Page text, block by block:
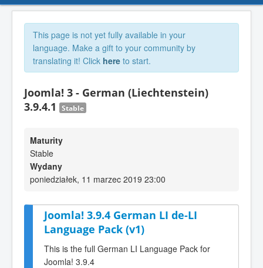
This page is not yet fully available in your
language. Make a gift to your community by
translating it! Click here to start.
Joomla! 3 - German (Liechtenstein)
3.9.4.1
Stable
Maturity
Stable
Wydany
poniedziałek, 11 marzec 2019 23:00
Joomla! 3.9.4 German LI de-LI
Language Pack (v1)
This is the full German LI Language Pack for
Joomla! 3.9.4